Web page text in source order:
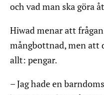
och vad man ska göra
Hiwad menar att
mångbottnad, men att
allt: pengar.
– Jag hade en